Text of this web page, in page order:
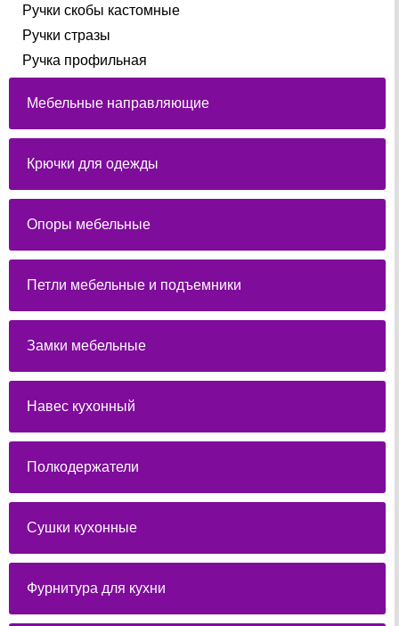
Ручки скобы кастомные
Ручки стразы
Ручка профильная
Мебельные направляющие
Крючки для одежды
Опоры мебельные
Петли мебельные и подъемники
Замки мебельные
Навес кухонный
Полкодержатели
Сушки кухонные
Фурнитура для кухни